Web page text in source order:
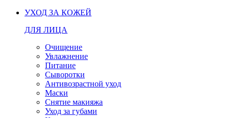
УХОД ЗА КОЖЕЙ
ДЛЯ ЛИЦА
Очищение
Увлажнение
Питание
Сыворотки
Антивозрастной уход
Маски
Снятие макияжа
Уход за губами